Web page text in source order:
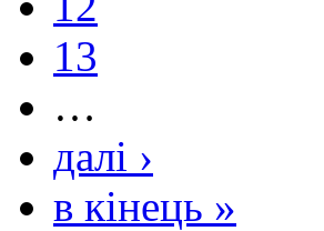
13
…
далі ›
в кінець »